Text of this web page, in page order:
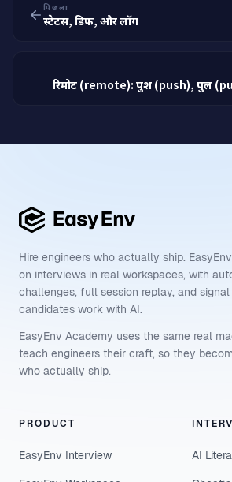
पिछला
स्टेटस, डिफ, और लॉग
रिमोट (remote): पुश (push), पुल
Hire engineers who actually ship.
on interviews in real workspaces, with
challenges, full session replay, and
candidates work with AI.
EasyEnv Academy uses the same real
teach engineers their craft, so they
who actually ship.
PRODUCT
EasyEnv Interview
AI